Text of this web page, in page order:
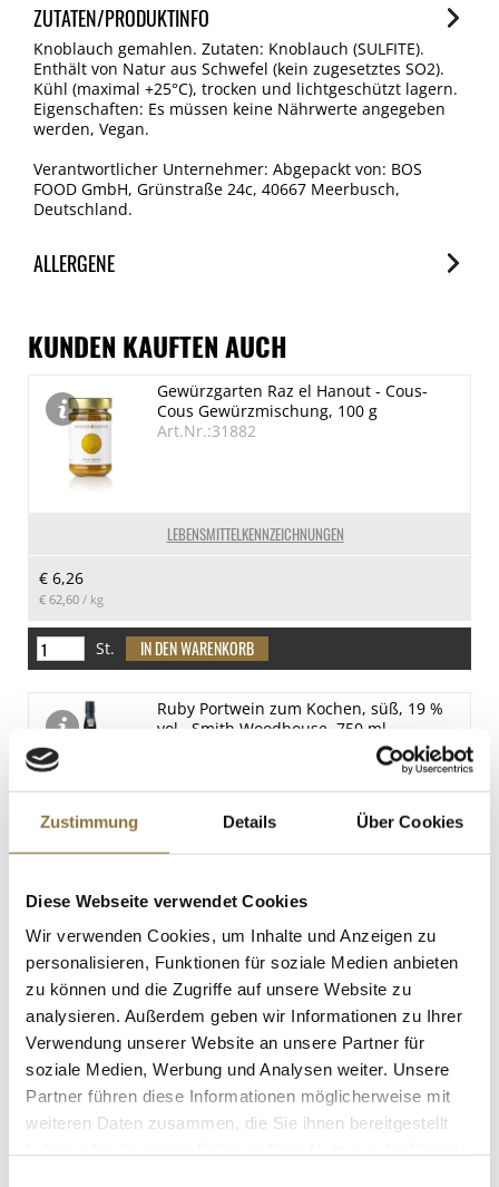
Zustimmung Details Über Cookies
Diese Webseite verwendet Cookies
Wir verwenden Cookies, um Inhalte und Anzeigen zu
personalisieren, Funktionen für soziale Medien anbieten
zu können und die Zugriffe auf unsere Website zu
analysieren. Außerdem geben wir Informationen zu Ihrer
Verwendung unserer Website an unsere Partner für
soziale Medien, Werbung und Analysen weiter. Unsere
Partner führen diese Informationen möglicherweise mit
weiteren Daten zusammen, die Sie ihnen bereitgestellt
ZUTATEN/PRODUKTINFO
Knoblauch gemahlen. Zutaten: Knoblauch (SULFITE).
Enthält von Natur aus Schwefel (kein zugesetztes SO2).
Kühl (maximal +25°C), trocken und lichtgeschützt lagern.
Eigenschaften: Es müssen keine Nährwerte angegeben
werden, Vegan.
Verantwortlicher Unternehmer: Abgepackt von: BOS
FOOD GmbH, Grünstraße 24c, 40667 Meerbusch,
Deutschland.
ALLERGENE
Spuren / Enthalten
Glutenhaltige Getreide
Spuren
Eier
Spuren
Erdnuss
Spuren
Milch
Spuren
SO2/Sulfite
Enthalten
Spuren
KUNDEN KAUFTEN AUCH
LEBENSMITTELKENNZEICHNUNGEN
Gewürzgarten Raz el Hanout - Cous-
Cous Gewürzmischung, 100 g
Art.Nr.:31882
€ 6,26
€ 62,60 / kg
St.
LEBENSMITTELKENNZEICHNUNGEN
Ruby Portwein zum Kochen, süß, 19 %
vol., Smith Woodhouse, 750 ml
€ 9,60
St.
Knoblauch, gefriergetrocknet, Altes
Gewürzamt, 40 g
Art.Nr.:50579